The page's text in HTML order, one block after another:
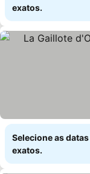
exatos.
Selecione as
exatos.